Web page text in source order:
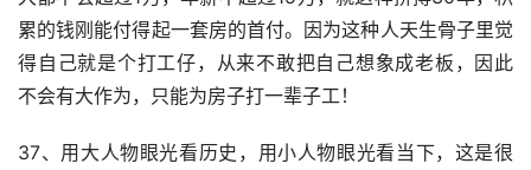
累的钱刚能付得起一套房的首付。因为这种人天生骨子里觉
得自己就是个打工仔，从来不敢把自己想象成老板，因此
不会有大作为，只能为房子打一辈子工！
37、用大人物眼光看历史，用小人物眼光看当下，这是很